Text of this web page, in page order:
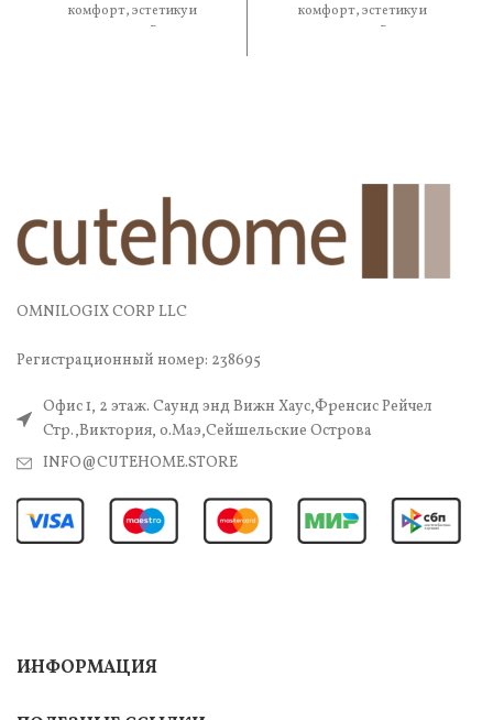
комфорт, эстетику и
практичность. В составе
комфорт, эстетику и
практичность. В составе
OMNILOGIX CORP LLC
Регистрационный номер: 238695
Офис 1, 2 этаж. Саунд энд Вижн Хаус,Френсис Рейчел
Стр.,Виктория, о.Маэ,Сейшельские Острова
INFO@CUTEHOME.STORE
ИНФОРМАЦИЯ